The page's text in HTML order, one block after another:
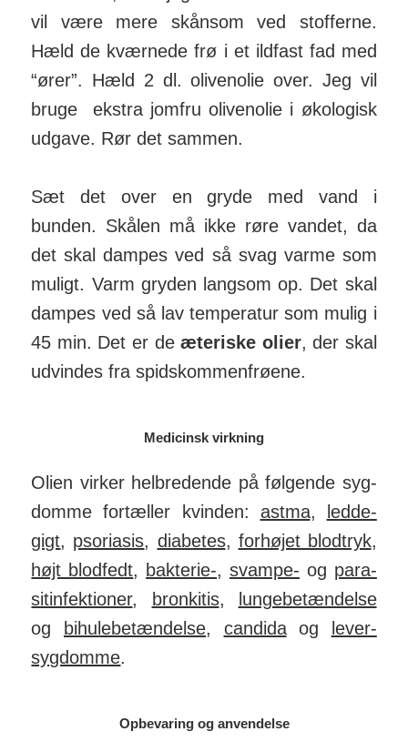
vil være mere skånsom ved stof­ferne.
Hæld de kvær­nede frø i et ildfast fad med
“ører”. Hæld 2 dl. oliven­olie over. Jeg vil
bruge ekstra jomfru oli­ven­olie i øko­logisk
ud­gave. Rør det sammen.
Sæt det over en gryde med vand i
bunden. Skålen må ikke røre vandet, da
det skal dampes ved så svag varme som
muligt. Varm gryden lang­som op. Det skal
dampes ved så lav tem­pe­ratur som mulig i
45 min. Det er deæteriske olier, der skal
ud­vindes fra spids­kom­men­frøene.
Medicinsk virkning
Olien virker hel­bred­ende på føl­gende syg­
domme for­tæller kvinden: astma,
led­de­
gigt, psoriasis, dia­betes, for­højet blod­tryk,
højt blodfedt, bakterie-, svampe- og para­
sit­in­fek­tioner, bron­kitis,
lunge­be­tæn­delse
og
bi­hule­be­tæn­delse, can­didaog
lever­
syg­domme.
Opbevaring og anvendelse